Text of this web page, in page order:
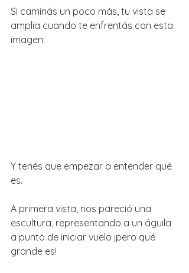
Si caminás un poco más, tu vista se
amplia cuando te enfrentás con esta
imagen:
Y tenés que empezar a entender qué
es.
A primera vista, nos pareció una
escultura, representando a un águila
a punto de iniciar vuelo ¡pero qué
grande es!